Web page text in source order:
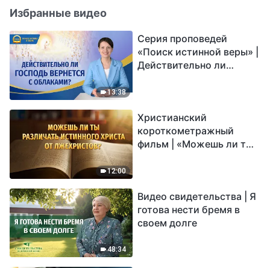
Избранные видео
13:38
Серия проповедей
«Поиск истинной веры» |
Действительно ли
12:00
Христианский
короткометражный
фильм | «Можешь ли ты
48:34
Видео свидетельства | Я
готова нести бремя в
своем долге